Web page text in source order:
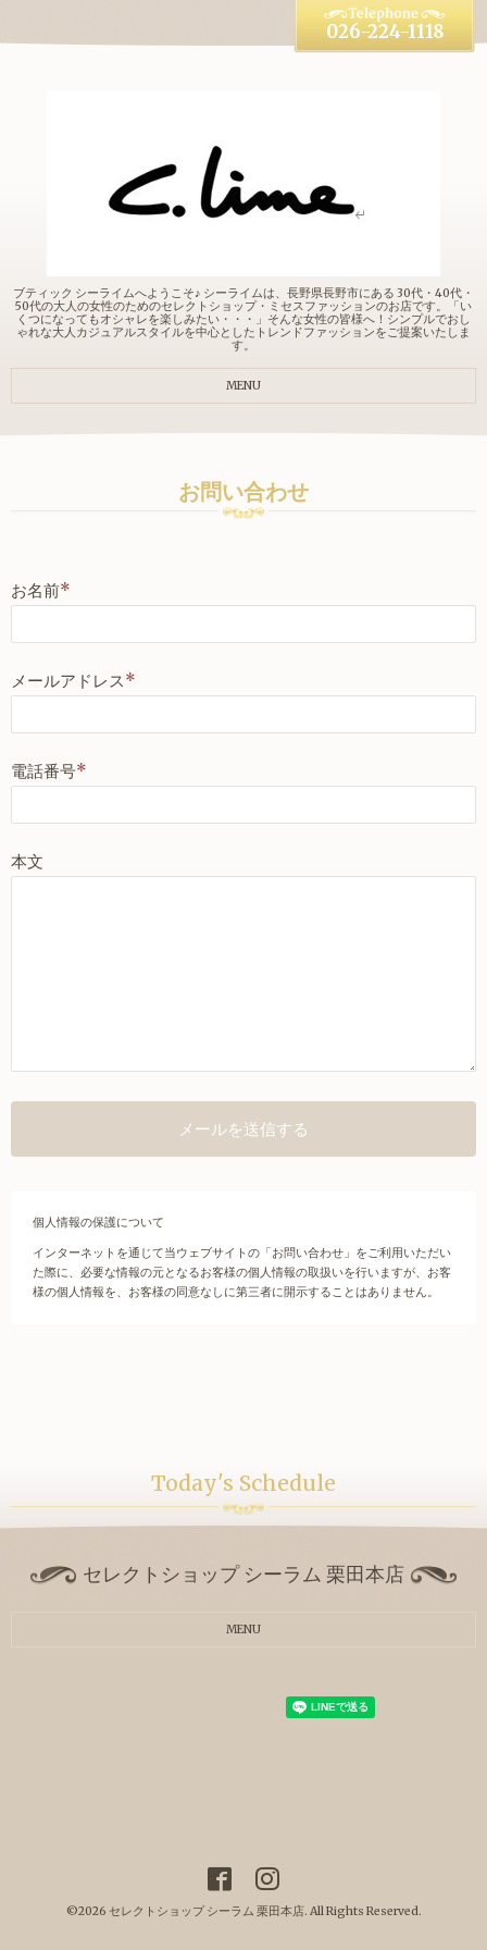
ブティック シーライムへようこそ♪ シーライムは、長野県長野市にある 30代・40代・
50代の大人の女性のためのセレクトショップ・ミセスファッションのお店です。「い
くつになってもオシャレを楽しみたい・・・」そんな女性の皆様へ！シンプルでおし
ゃれな大人カジュアルスタイルを中心としたトレンドファッションをご提案いたしま
す。
026-224-1118
MENU
お問い合わせ
お名前*
メールアドレス*
電話番号*
本文
個人情報の保護について
インターネットを通じて当ウェブサイトの「お問い合わせ」をご利用いただい
た際に、必要な情報の元となるお客様の個人情報の取扱いを行いますが、お客
様の個人情報を、お客様の同意なしに第三者に開示することはありません。
Today's Schedule
セレクトショップ シーラム 栗田本店
MENU
©2026 セレクトショップ シーラム 栗田本店. All Rights Reserved.